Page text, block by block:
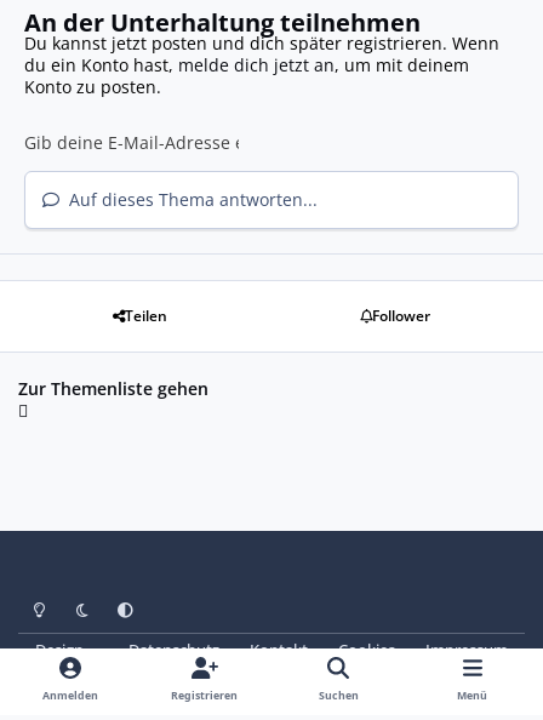
An der Unterhaltung teilnehmen
Du kannst jetzt posten und dich später registrieren. Wenn
du ein Konto hast, melde dich jetzt an, um mit deinem
Konto zu posten.
Auf dieses Thema antworten...
Teilen Follower
Zur Themenliste gehen
Heller ModusDunkler Modus
Systemeinstellung
Design Datenschutz Kontakt Cookies
Impressum
© Copyright 2025 - SAABoteure e. V.
Powered by Invision Community
Anmelden Registrieren Suchen Menü